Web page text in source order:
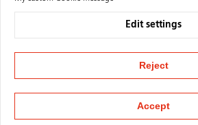
Edit settings
Reject
Accept